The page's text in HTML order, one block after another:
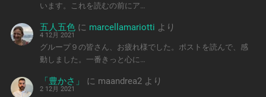
います。これを読むの前にア…
五人五色 に marcellamariotti より
4 12月 2021
グループ９の皆さん、お疲れ様でした。ポストを読んで、感
動しました。一番きっと心に…
「豊かさ」 に maandrea2 より
2 12月 2021